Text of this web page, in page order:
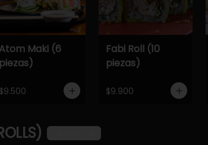
Atom Maki (6
piezas)
$9.500
Fabi Roll (10
piezas)
$9.900